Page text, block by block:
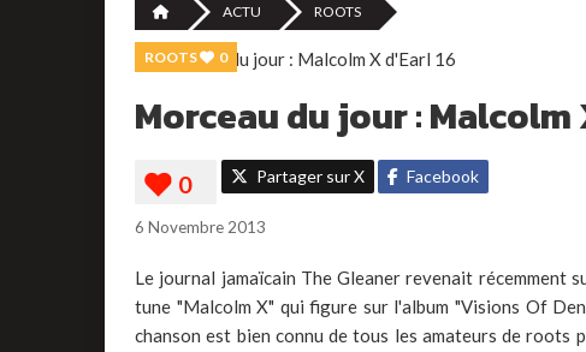
ACTU ROOTS
ROOTS 0
Morceau du jour : Malcolm
Partager sur X Facebook
6 Novembre 2013
Le journal jamaïcain The Gleaner revenait récemment
tune "Malcolm X" qui figure sur l'album "Visions Of
chanson est bien connu de tous les amateurs de roots